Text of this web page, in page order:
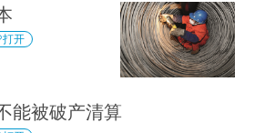
打开
能被破产清算